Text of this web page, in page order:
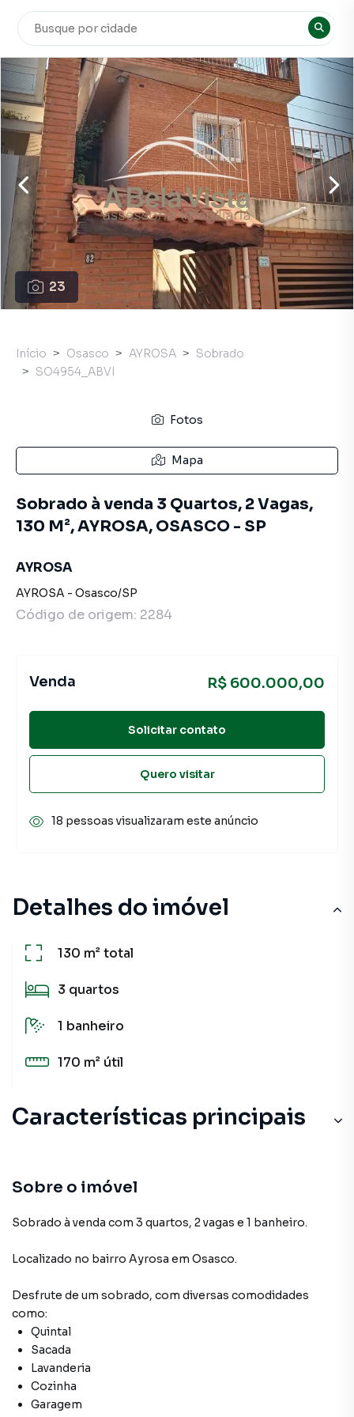
23
Detalhes do imóvel
130 m²total
3 quartos
1 banheiro
170 m² útil
Características principais
Sobre o imóvel
Sobrado à venda com 3 quartos, 2 vagas e 1 banheiro.
Localizado no bairro Ayrosa em Osasco.
Desfrute de um sobrado, com diversas comodidades
como:
Quintal
Sacada
Lavanderia
Cozinha
Garagem
Início Osasco AYROSA
Sobrado
SO4954_ABVI
Fotos
Mapa
Sobrado à venda 3 Quartos, 2 Vagas,
130 M², AYROSA, OSASCO - SP
AYROSA
AYROSA - Osasco/SP
Código de origem: 2284
Venda R$ 600.000,00
Solicitar contato
Quero visitar
18 pessoas visualizaram este anúncio